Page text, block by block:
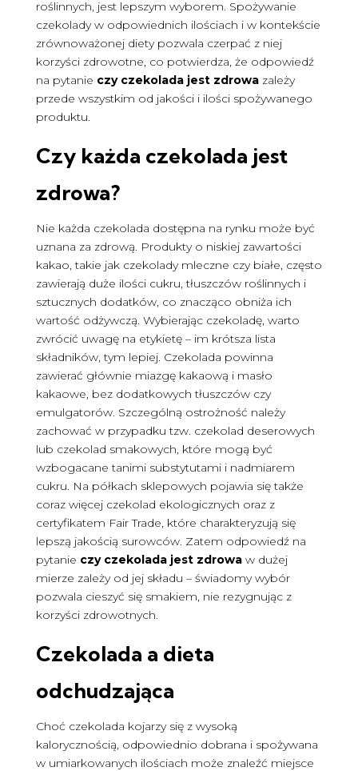
roślinnych, jest lepszym wyborem. Spożywanie
czekolady w odpowiednich ilościach i w kontekście
zrównoważonej diety pozwala czerpać z niej
korzyści zdrowotne, co potwierdza, że odpowiedź
na pytanie czy czekolada jest zdrowazależy
przede wszystkim od jakości i ilości spożywanego
produktu.
Czykażda czekolada jest
zdrowa?
Nie każda czekolada dostępna na rynku może być
uznana za zdrową. Produkty o niskiej zawartości
kakao, takie jak czekolady mleczne czy białe, często
zawierają duże ilości cukru, tłuszczów roślinnych i
sztucznych dodatków, co znacząco obniża ich
wartość odżywczą. Wybierając czekoladę, warto
zwrócić uwagę na etykietę – im krótsza lista
składników, tym lepiej. Czekolada powinna
zawierać głównie miazgę kakaową i masło
kakaowe, bez dodatkowych tłuszczów czy
emulgatorów. Szczególną ostrożność należy
zachować w przypadku tzw. czekolad deserowych
lub czekolad smakowych, które mogą być
wzbogacane tanimi substytutami i nadmiarem
cukru. Na półkach sklepowych pojawia się także
coraz więcej czekolad ekologicznych oraz z
certyfikatem Fair Trade, które charakteryzują się
lepszą jakością surowców. Zatem odpowiedź na
pytanie czy czekolada jest zdrowaw dużej
mierze zależy od jej składu – świadomy wybór
pozwala cieszyć się smakiem, nie rezygnując z
korzyści zdrowotnych.
Czekolada a dieta
odchudzająca
Choć czekolada kojarzy się z wysoką
kalorycznością, odpowiednio dobrana i spożywana
w umiarkowanych ilościach może znaleźć miejsce